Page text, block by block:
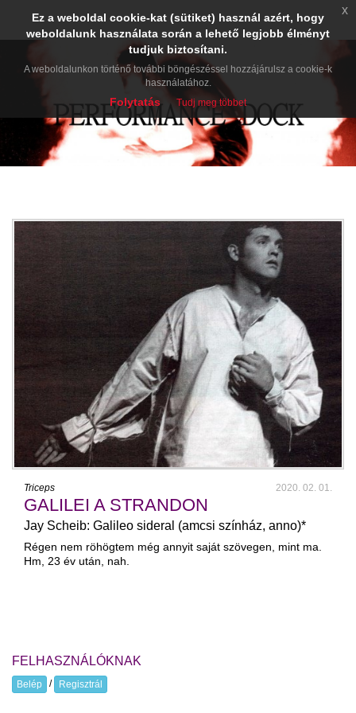
Triceps 2020. 02. 01.
GALILEI A STRANDON
Jay Scheib: Galileo sideral (amcsi színház, anno)*
Régen nem röhögtem még annyit saját szövegen, mint ma.
Hm, 23 év után, nah.
FELHASZNÁLÓKNAK
Belép / Regisztrál
Ez a weboldal cookie-kat (sütiket) használ azért, hogy
weboldalunk használata során a lehető legjobb élményt
tudjuk biztosítani.
A weboldalunkon történő további böngészéssel hozzájárulsz a cookie-k
használatához.
Folytatás Tudj meg többet
x